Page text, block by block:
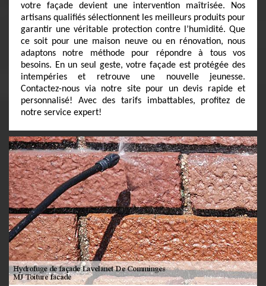
votre façade devient une intervention maîtrisée. Nos
artisans qualifiés sélectionnent les meilleurs produits pour
garantir une véritable protection contre l’humidité. Que
ce soit pour une maison neuve ou en rénovation, nous
adaptons notre méthode pour répondre à tous vos
besoins. En un seul geste, votre façade est protégée des
intempéries et retrouve une nouvelle jeunesse.
Contactez-nous via notre site pour un devis rapide et
personnalisé! Avec des tarifs imbattables, profitez de
notre service expert!